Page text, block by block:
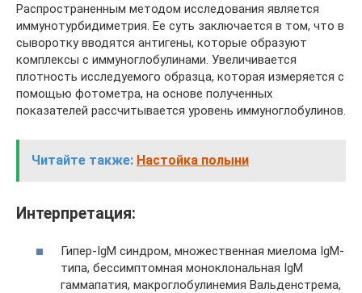
Распространенным методом исследования является
иммунотурбидиметрия. Ее суть заключается в том, что в
сыворотку вводятся антигены, которые образуют
комплексы с иммуноглобулинами. Увеличивается
плотность исследуемого образца, которая измеряется с
помощью фотометра, на основе полученных
показателей рассчитывается уровень иммуноглобулинов.
Читайте также: Настойка полыни
Интерпретация:
Гипер-IgM синдром, множественная миелома IgМ-
типа, бессимптомная моноклональная IgМ
гаммапатия, макроглобулинемия Вальденстрема,